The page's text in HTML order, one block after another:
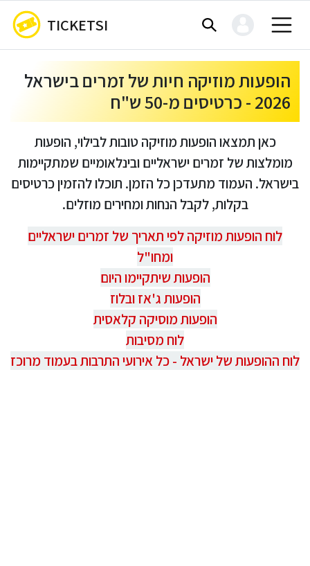
TICKETSI
הופעות מוזיקה חיות של זמרים בישראל
2026 - כרטיסים מ-50 ש"ח
כאן תמצאו הופעות מוזיקה טובות לבילוי, הופעות
מומלצות של זמרים ישראליים ובינלאומיים שמתקיימות
בישראל. העמוד מתעדכן כל הזמן. תוכלו להזמין כרטיסים
בקלות, לקבל הנחות ומחירים מוזלים.
לוח הופעות מוזיקה לפי תאריך של זמרים ישראליים
ומחו"ל
הופעות שיתקיימו היום
הופעות ג'אז ובלוז
הופעות מוסיקה קלאסית
לוח מסיבות
לוח ההופעות של ישראל - כל אירועי התרבות בעמוד מרוכז